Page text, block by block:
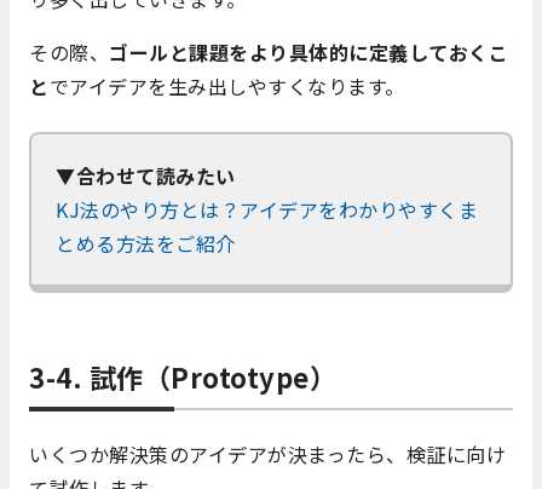
その際、 ゴールと課題をより具体的に定義しておくこ
とでアイデアを生み出しやすくなります。
▼合わせて読みたい
KJ法のやり方とは？アイデアをわかりやすくま
とめる方法をご紹介
3-4. 試作 （Prototype）
いくつか解決策のアイデアが決まったら、検証に向け